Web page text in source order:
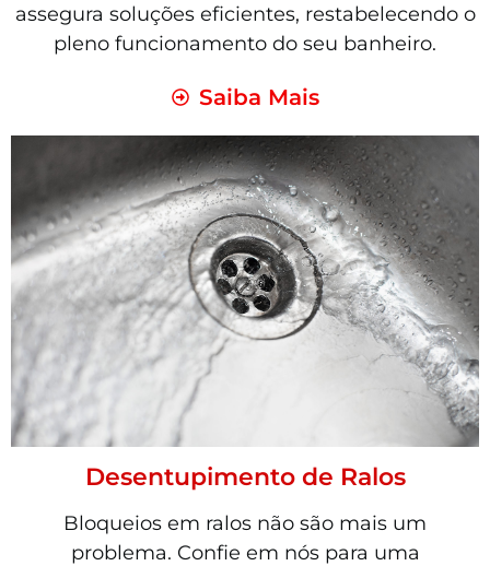
assegura soluções eficientes, restabelecendo o
pleno funcionamento do seu banheiro.
Saiba Mais
Desentupimento de Ralos
Bloqueios em ralos não são mais um
problema. Confie em nós para uma